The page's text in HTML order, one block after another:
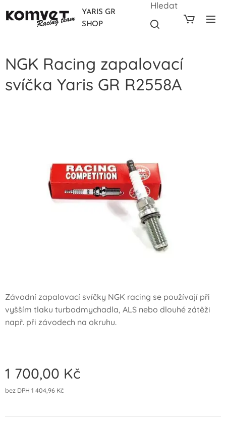
YARIS GR
SHOP
Hledat
NGK Racing zapalovací
svíčka Yaris GR R2558A
Závodní zapalovací svíčky NGK racing se používají při
vyšším tlaku turbodmychadla, ALS nebo dlouhé zátěži
např. při závodech na okruhu.
1 700,00 Kč
bez DPH 1 404,96 Kč